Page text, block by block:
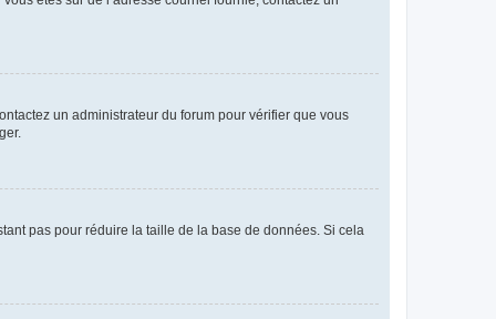
un administrateur du forum pour vérifier que vous
pas pour réduire la taille de la base de données. Si cela